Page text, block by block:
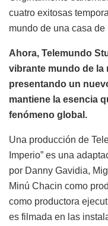
cuatro exitosas
mundo de una casa
Ahora, Telemundo
vibrante mundo de la
presentando un
mantiene la esencia
fenómeno global.
Una producción de
Imperio” es una
por Danny Gavidia,
Minú Chacin como
como productora
es filmada en las